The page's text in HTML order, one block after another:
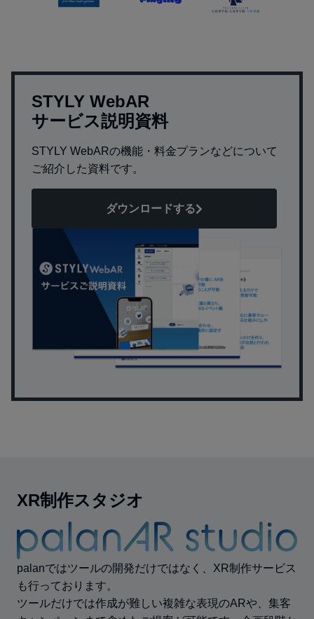
STYLY WebAR
サービス説明資料
STYLY WebARの機能・料金プランなどについて
ご紹介した資料です。
ダウンロードする
XR制作スタジオ
palanではツールの開発だけではなく、XR制作サービス
も行っております。
ツールだけでは作成が難しい複雑な表現のARや、集客